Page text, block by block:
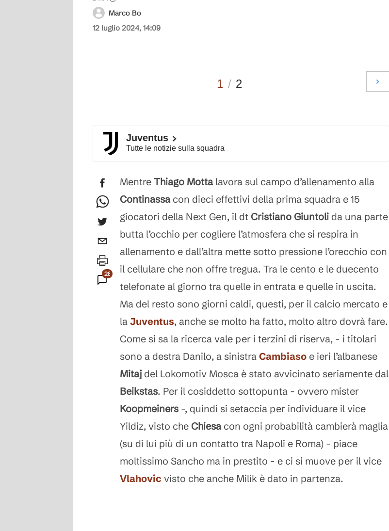
12 luglio 2024, 14:09
Marco Bo
1 / 2
Juventus
Tutte le notizie sulla squadra
282
Commenti
Mentre Thiago Mottalavora sul campo d’allenamento alla
Continassacon dieci effettivi della prima squadra e 15
giocatori della Next Gen, il dt Cristiano Giuntoli da una parte
butta l’occhio per cogliere l’atmosfera che si respira in
allenamento e dall’altra mette sotto pressione l’orecchio con
il cellulare che non offre tregua. Tra le cento e le duecento
telefonate al giorno tra quelle in entrata e quelle in uscita.
Ma del resto sono giorni caldi, questi, per il calcio mercato e
la Juventus, anche se molto ha fatto, molto altro dovrà fare.
Come si sa la ricerca vale per i terzini di riserva, - i titolari
sono a destra Danilo, a sinistra Cambiaso e ieri l’albanese
Mitajdel Lokomotiv Mosca è stato avvicinato seriamente dal
Beikstas. Per il cosiddetto sottopunta - ovvero mister
Koopmeiners -, quindi si setaccia per individuare il vice
Yildiz, visto che Chiesacon ogni probabilità cambierà maglia
(su di lui più di un contatto tra Napoli e Roma) - piace
moltissimo Sancho ma in prestito - e ci si muove per il vice
Vlahovic visto che anche Milik è dato in partenza.